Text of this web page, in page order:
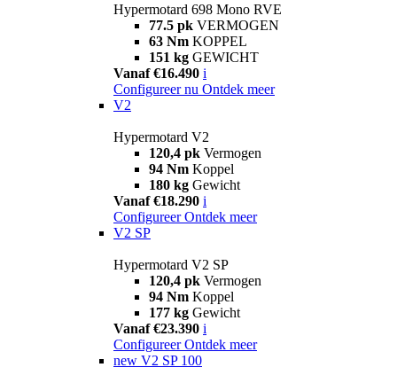
Hypermotard 698 Mono RVE
77.5 pk VERMOGEN
63 Nm KOPPEL
151 kg GEWICHT
Vanaf €16.490 i
Configureer nu Ontdek meer
V2
Hypermotard V2
120,4 pk Vermogen
94 Nm Koppel
180 kg Gewicht
Vanaf €18.290 i
Configureer Ontdek meer
V2 SP
Hypermotard V2 SP
120,4 pk Vermogen
94 Nm Koppel
177 kg Gewicht
Vanaf €23.390 i
Configureer Ontdek meer
new V2 SP 100